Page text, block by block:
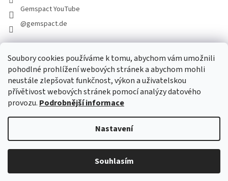
Soubory cookies používáme k tomu, abychom vám umožnili
pohodlné prohlížení webových stránek a abychom mohli
neustále zlepšovat funkčnost, výkon a uživatelskou
přívětivost webových stránek pomocí analýzy datového
provozu. Podrobnější informace
Nastavení
Souhlasím
Gemspact YouTube
@gemspact.de
KONTAKTNÍ FORMULÁŘ
Vytvořil Shoptet
gemspact.com. Všechna práva vyhrazena.